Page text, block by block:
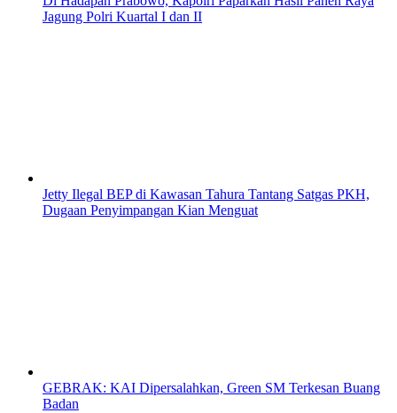
Jagung Polri Kuartal I dan II
Jetty Ilegal BEP di Kawasan Tahura Tantang Satgas PKH,
Dugaan Penyimpangan Kian Menguat
GEBRAK: KAI Dipersalahkan, Green SM Terkesan Buang
Badan